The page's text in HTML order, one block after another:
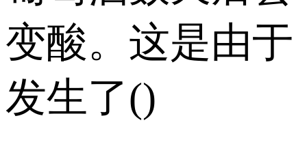
变酸。这是由于
发生了()